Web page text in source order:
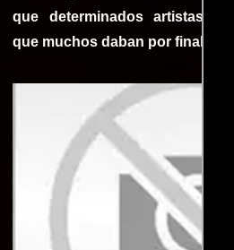
que determinados
que muchos daban por